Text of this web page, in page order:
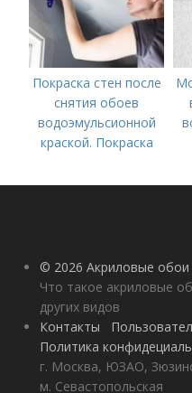
Покраска стен после
снятия обоев
водоэмульсионной
краской. Покраска
обоев – пошаговая
© 2026 Акриловые обои
Что такое акриловые
других видов
Контакты
Политика
г. Москва, ЮЗАО,
м. Севастопольская